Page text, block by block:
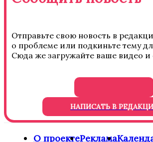
Отправьте свою новость в
о проблеме или подкиньте тему
Сюда же загружайте ваше видео и
НАПИСАТЬ В
О проектеРеклама